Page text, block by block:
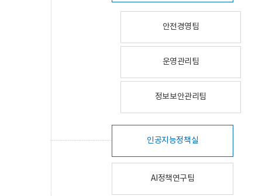
안전경영팀
운영관리팀
정보보안관리팀
인공지능정책실
AI정책연구팀